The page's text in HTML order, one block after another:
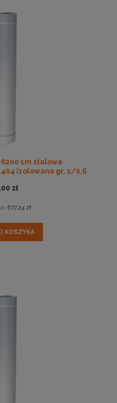
1m stalowa
izolowana gr. 1/0,6
zł
677,24 zł
KOSZYKA